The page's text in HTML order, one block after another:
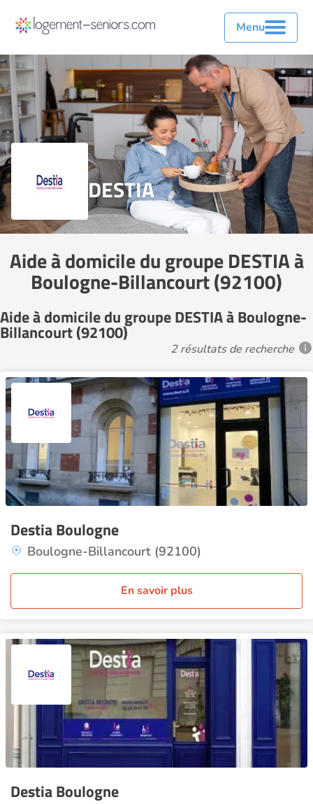
Menu
DESTIA
Aide à domicile du groupe DESTIA à
Boulogne-Billancourt (92100)
Aide à domicile du groupe DESTIA à Boulogne-
Billancourt (92100)
2 résultats de recherche
Destia Boulogne
Boulogne-Billancourt (92100)
En savoir plus
Destia Boulogne